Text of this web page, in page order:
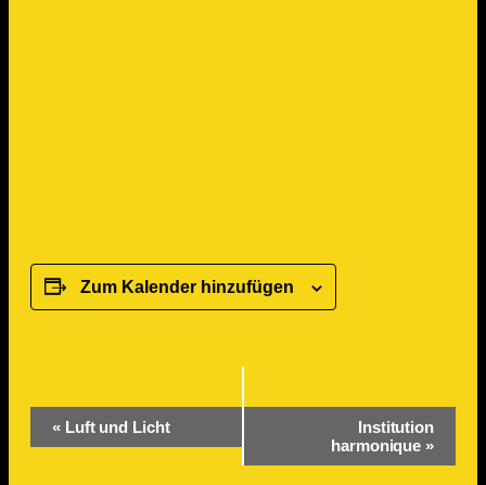
Zum Kalender hinzufügen
Veranstaltung-
Navigation
«Luft und Licht
Institution
harmonique »